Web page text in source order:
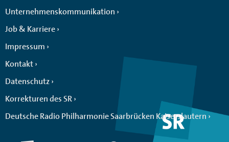
Unternehmenskommunikation
Job & Karriere
Impressum
Kontakt
Datenschutz
Korrekturen des SR
Deutsche Radio Philharmonie Saarbrücken Kaiserslautern